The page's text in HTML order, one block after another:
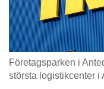
Företagsparken i
största logistikcenter i